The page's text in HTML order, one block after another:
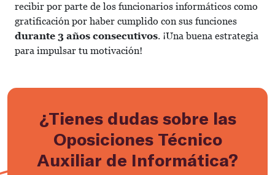
recibir por parte de los funcionarios informáticos como
gratificación por haber cumplido con sus funciones
durante 3 años consecutivos. ¡Una buena estrategia
para impulsar tu motivación!
¿Tienes dudas sobre las
Oposiciones Técnico
Auxiliar de Informática?